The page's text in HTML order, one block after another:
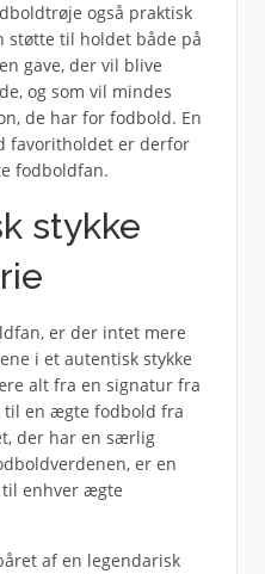
også praktisk
støtte til holdet både på
gave, der vil blive
og som vil mindes
de har for fodbold. En
favoritholdet er derfor
fodboldfan.
stykke
er der intet mere
i et autentisk stykke
alt fra en signatur fra
en ægte fodbold fra
der har en særlig
er en
enhver ægte
af en legendarisk